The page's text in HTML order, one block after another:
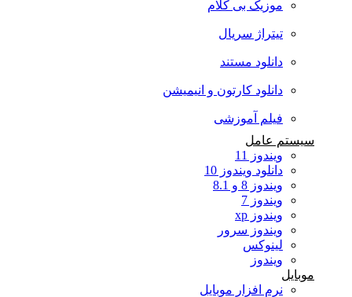
موزیک بی کلام
تیتراژ سریال
دانلود مستند
دانلود کارتون و انیمیشن
فیلم آموزشی
سیستم عامل
ویندوز 11
دانلود ویندوز 10
ویندوز 8 و 8.1
ویندوز 7
ویندوز xp
ویندوز سرور
لینوکس
ویندوز
موبایل
نرم افزار موبایل